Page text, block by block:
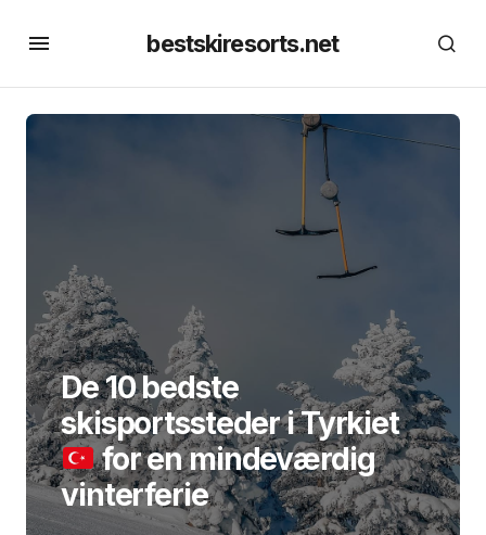
bestskiresorts.net
De 10 bedste
skisportssteder i Tyrkiet
for en mindeværdig
vinterferie